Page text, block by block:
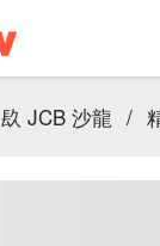
镹 JCB 沙龍 /